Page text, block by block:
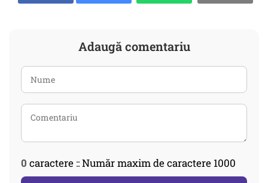
Adaugă comentariu
0 caractere :: Număr maxim de caractere 1000